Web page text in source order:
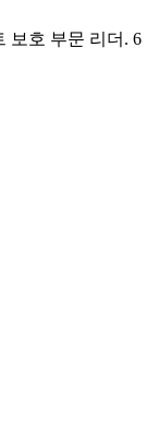
보호 부문 리더. 6